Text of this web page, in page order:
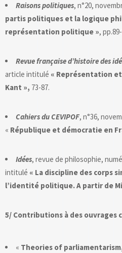
Raisons politiques, n°20,
partis politiques et la logique
représentation politique »,
Revue française d’histoire des
article intitulé « Représentation
Kant », 73-87.
Cahiers du CEVIPOF, n°36,
« République et démocratie en
Idées, revue de philosophie,
intitulé « La discipline des corps
l’identité politique. A partir de
5/ Contributions à des ouvrages
« Theories of